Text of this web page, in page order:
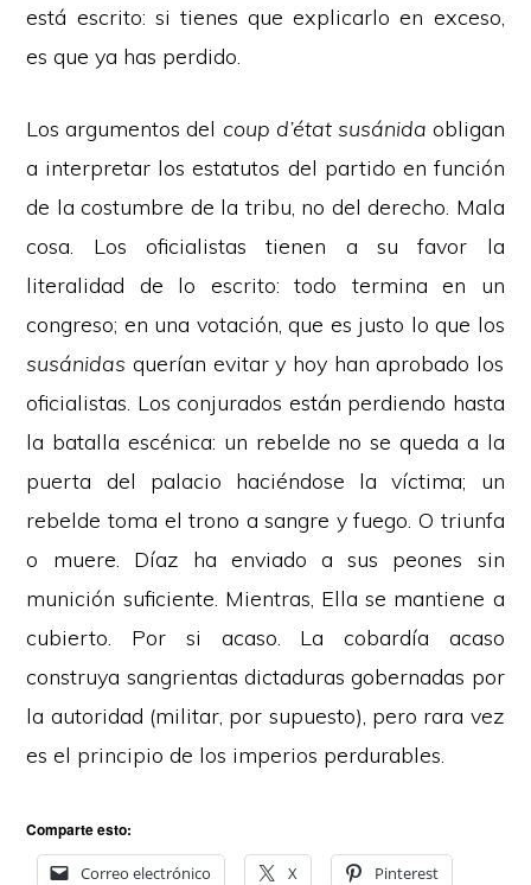
está escrito: si tienes que explicarlo en exceso,
es que ya has perdido.
Los argumentos del coup d’état susánida obligan
a interpretar los estatutos del partido en función
de la costumbre de la tribu, no del derecho. Mala
cosa. Los oficialistas tienen a su favor la
literalidad de lo escrito: todo termina en un
congreso; en una votación, que es justo lo que los
susánidas querían evitar y hoy han aprobado los
oficialistas. Los conjurados están perdiendo hasta
la batalla escénica: un rebelde no se queda a la
puerta del palacio haciéndose la víctima; un
rebelde toma el trono a sangre y fuego. O triunfa
o muere. Díaz ha enviado a sus peones sin
munición suficiente. Mientras, Ella se mantiene a
cubierto. Por si acaso. La cobardía acaso
construya sangrientas dictaduras gobernadas por
la autoridad (militar, por supuesto), pero rara vez
es el principio de los imperios perdurables.
Comparte esto:
Correo electrónico X Pinterest